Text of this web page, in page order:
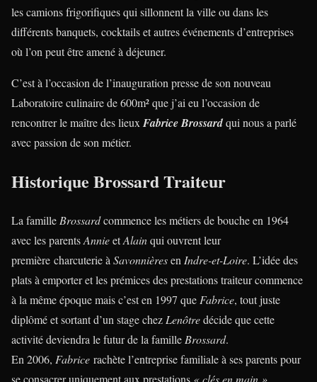
les camions frigorifiques qui sillonnent la ville ou dans les
différents banquets, cocktails et autres événements d’entreprises
où l’on peut être amené à déjeuner.
C’est à l’occasion de l’inauguration presse de son nouveau
Laboratoire culinaire de 600m² que j’ai eu l’occasion de
rencontrer le maître des lieux Fabrice Brossardqui nous a parlé
avec passion de son métier.
Historique Brossard Traiteur
La famille Brossardcommence les métiers de bouche en 1964
avec les parentsAnnieetAlainqui ouvrent leur
première charcuterie à Savonnièresen Indre-et-Loire. L’idée des
plats à emporter et les prémices des prestations traiteur commence
à la même époque mais c’est en 1997 que Fabrice, tout juste
diplômé et sortant d’un stage chez Lenôtredécide que cette
activité deviendra le futur de la famille Brossard.
En 2006, Fabrice rachète l’entreprise familiale à ses parents pour
se consacrer uniquement aux prestations « clés en main ».